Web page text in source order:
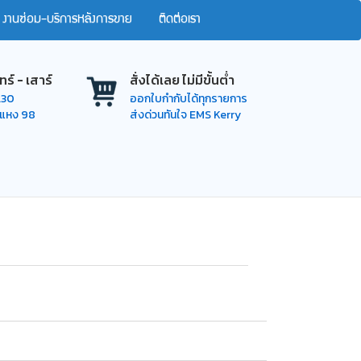
งานซ่อม-บริการหลังการขาย ติดต่อเรา
ร์ - เสาร์
หง 98
สั่งได้เลย ไม่มีขั้นต่ำ
ออกใบกำกับได้ทุกรายการ
ส่งด่วนทันใจ EMS Kerry